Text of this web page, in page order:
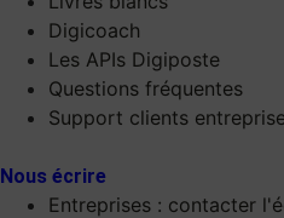
Digicoach
Les APIs Digiposte
Questions fréquentes
Support clients
Nous écrire
Entreprises : contacter